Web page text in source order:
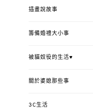
插畫說故事
籌備婚禮大小事
被貓奴役的生活♥
關於婆媳那些事
3C生活